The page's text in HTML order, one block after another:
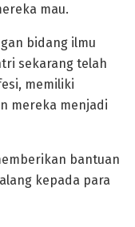
mau.
bidang ilmu
sekarang telah
memiliki
mereka menjadi
bantuan
kepada para